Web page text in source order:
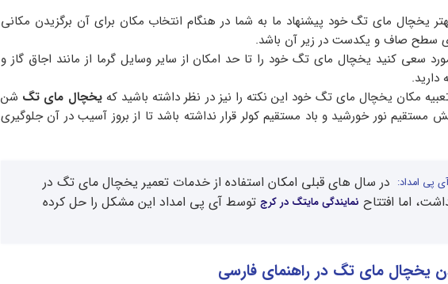
یخچال مای تگ خود پیشنهاد ما به شما در هنگام انتخاب مکان برای آن برگزیدن مکانی
سطح صاف و یکدست در زیر آن باشد.
سعی کنید یخچال مای تگ خود را تا حد امکان از سایر وسایل گرما از مانند اجاق گاز و
دارید.
مکان یخچال مای تگ خود این نکته را نیز در نظر داشته باشید کهیخچال مای تگ شن
مستقیم نور خورشید و باد مستقیم کولر قرار نداشته باشد تا از بروز آسیب در آن جلوگیری
پی امداد: در سال های قبلی امکان استفاده از خدمات تعمیر یخچال مای تگ در
اما افتتاح نمایندگی مایتگ در کرج توسط آی پی امداد این مشکل را حل کرده
یخچال مای تگ در راهنمای فارسی